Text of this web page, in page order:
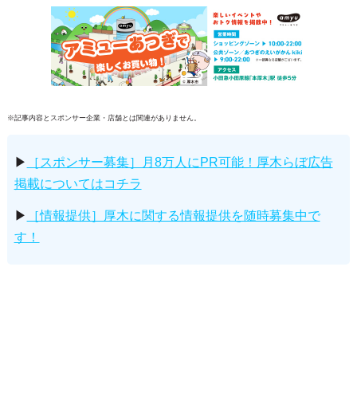
※記事内容とスポンサー企業・店舗とは関連がありません。
▶
［スポンサー募集］月8万人にPR可能！厚木らぼ広告
掲載についてはコチラ
▶
［情報提供］厚木に関する情報提供を随時募集中で
す！